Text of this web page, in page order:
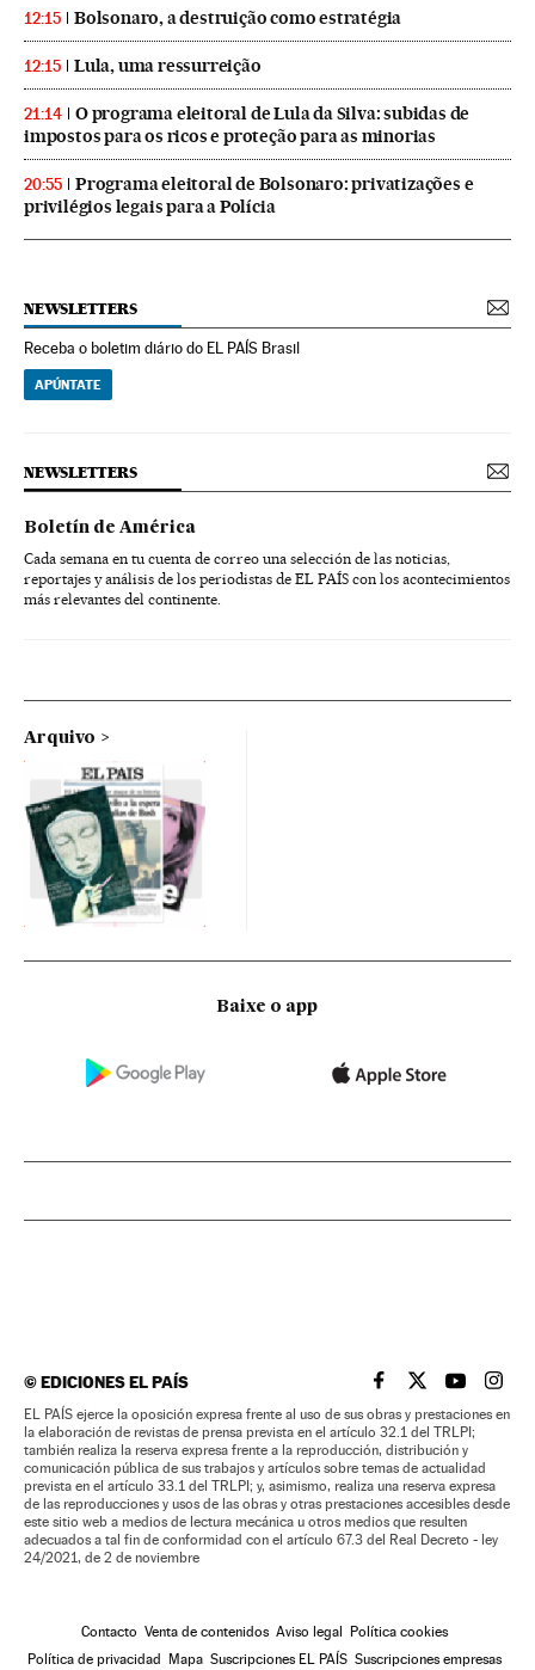
12:15 Bolsonaro, a destruição como estratégia
12:15 Lula, uma ressurreição
21:14
O programa eleitoral de Lula da Silva: subidas de
impostos para os ricos e proteção para as minorias
20:55
Programa eleitoral de Bolsonaro: privatizações e
privilégios legais para a Polícia
NEWSLETTERS
Receba o boletim diário do EL PAÍS Brasil
APÚNTATE
NEWSLETTERS
Boletín de América
Cada semana en tu cuenta de correo una selección de las noticias,
reportajes y análisis de los periodistas de EL PAÍS con los acontecimientos
más relevantes del continente.
Arquivo
Baixe o app
©EDICIONES EL PAÍS EL PAÍS BRASIL EN
EL PAÍSEL PAÍS
EL
EL PAÍS ejerce la oposición expresa frente al uso de sus obras y prestaciones en
la elaboración de revistas de prensa prevista en el artículo 32.1 del TRLPI;
también realiza la reserva expresa frente a la reproducción, distribución y
comunicación pública de sus trabajos y artículos sobre temas de actualidad
prevista en el artículo 33.1 del TRLPI; y, asimismo, realiza una reserva expresa
de las reproducciones y usos de las obras y otras prestaciones accesibles desde
este sitio web a medios de lectura mecánica u otros medios que resulten
adecuados a tal fin de conformidad con el artículo 67.3 del Real Decreto - ley
24/2021, de 2 de noviembre
Contacto Venta de contenidos Aviso legal Política cookies
Política de privacidad Mapa Suscripciones EL PAÍS Suscripciones empresas